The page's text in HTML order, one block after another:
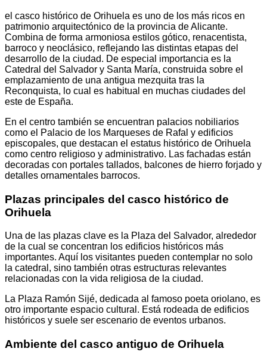
el casco histórico de Orihuela es uno de los más ricos en
patrimonio arquitectónico de la provincia de Alicante.
Combina de forma armoniosa estilos gótico, renacentista,
barroco y neoclásico, reflejando las distintas etapas del
desarrollo de la ciudad. De especial importancia es la
Catedral del Salvador y Santa María, construida sobre el
emplazamiento de una antigua mezquita tras la
Reconquista, lo cual es habitual en muchas ciudades del
este de España.
En el centro también se encuentran palacios nobiliarios
como el Palacio de los Marqueses de Rafal y edificios
episcopales, que destacan el estatus histórico de Orihuela
como centro religioso y administrativo. Las fachadas están
decoradas con portales tallados, balcones de hierro forjado y
detalles ornamentales barrocos.
Plazas principales del casco histórico de
Orihuela
Una de las plazas clave es la Plaza del Salvador, alrededor
de la cual se concentran los edificios históricos más
importantes. Aquí los visitantes pueden contemplar no solo
la catedral, sino también otras estructuras relevantes
relacionadas con la vida religiosa de la ciudad.
La Plaza Ramón Sijé, dedicada al famoso poeta oriolano, es
otro importante espacio cultural. Está rodeada de edificios
históricos y suele ser escenario de eventos urbanos.
Ambiente del casco antiguo de Orihuela